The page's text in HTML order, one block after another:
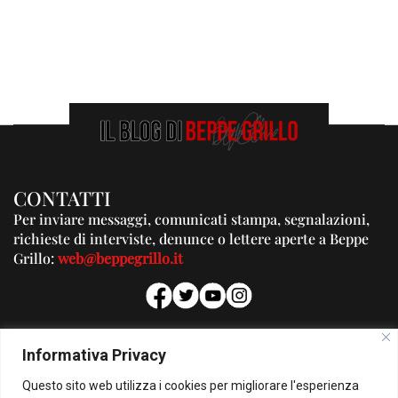
Informativa Privacy
Questo sito web utilizza i cookies per migliorare l'esperienza
CONTATTI
Per inviare messaggi, comunicati stampa, segnalazioni,
richieste di interviste, denunce o lettere aperte a Beppe
Grillo:web@beppegrillo.it
PUBBLICITA'
Per la tua pubblicità su questo Blog:
pubblicita@beppegrillo.it